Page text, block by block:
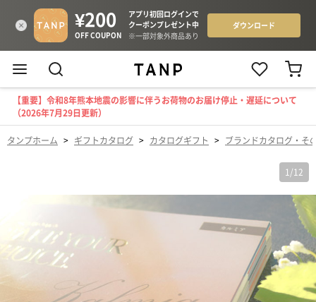
【重要】令和8年熊本地震の影響に伴うお荷物のお届け停止・遅延について
（2026年7月29日更新）
タンプホーム > ギフトカタログ > カタログギフト > ブランドカタログ・そ
1 /12